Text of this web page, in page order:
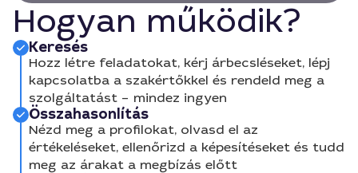
Hogyan működik?
Keresés
Hozz létre feladatokat, kérj árbecsléseket, lépj
kapcsolatba a szakértőkkel és rendeld meg a
szolgáltatást – mindez ingyen
Összahasonlítás
Nézd meg a profilokat, olvasd el az
értékeléseket, ellenőrizd a képesítéseket és tudd
meg az árakat a megbízás előtt